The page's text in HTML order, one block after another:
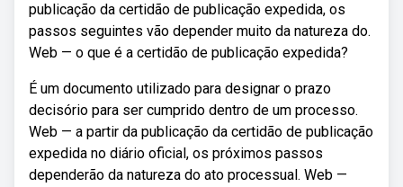
publicação da certidão de publicação expedida, os
passos seguintes vão depender muito da natureza do.
Web — o que é a certidão de publicação expedida?
É um documento utilizado para designar o prazo
decisório para ser cumprido dentro de um processo.
Web — a partir da publicação da certidão de publicação
expedida no diário oficial, os próximos passos
dependerão da natureza do ato processual. Web —